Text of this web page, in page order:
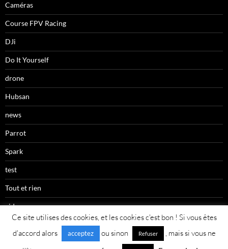
Caméras
Course FPV Racing
DJi
Do It Yourself
drone
Hubsan
news
Parrot
Spark
test
Tout et rien
videos
Ce site utilises des cookies, et les cookies c'est bon ! Si vous êtes
d'accord alors
acceptez ou sinon Refuser
, mais si vous ne